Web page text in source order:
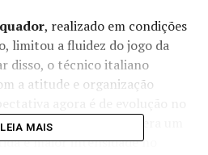
, realizado em condições
limitou a fluidez do jogo da
disso, o técnico italiano
a atitude e organização
oParaguai
e maior intensidade no
LEIA MAIS